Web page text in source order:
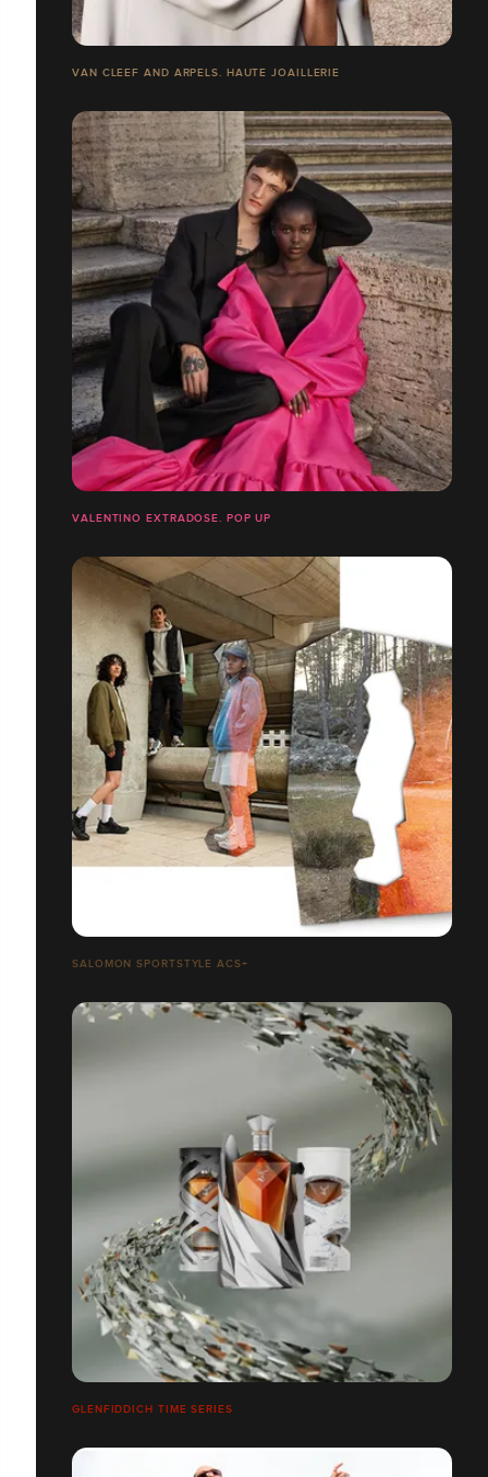
VAN CLEEF AND ARPELS. HAUTE JOAILLERIE
VALENTINO EXTRADOSE. POP UP
SALOMON SPORTSTYLE ACS+
GLENFIDDICH TIME SERIES